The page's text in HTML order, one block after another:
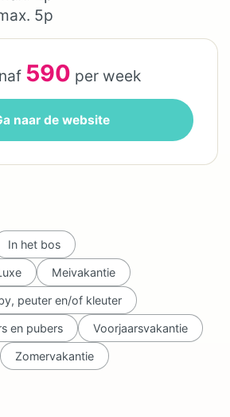
5p
590 per week
naar de website
In het bos
Meivakantie
peuter en/of kleuter
en pubers Voorjaarsvakantie
Zomervakantie